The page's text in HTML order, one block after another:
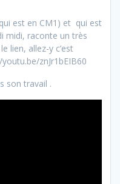
est en CM1) et qui est
midi, raconte un très
lien, allez-y c’est
znJr1bEIB60
son travail .